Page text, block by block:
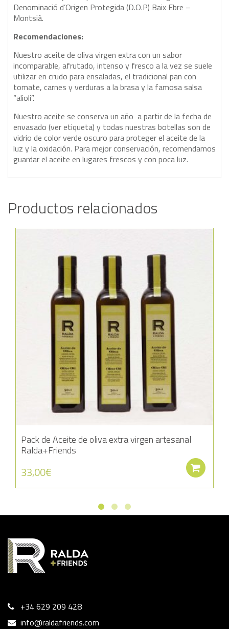
Denominació d’Origen Protegida (D.O.P) Baix Ebre –
Montsià.
Recomendaciones:
Nuestro aceite de oliva virgen extra con un sabor
incomparable, afrutado, intenso y fresco a la vez se suele
utilizar en crudo para ensaladas, el tradicional pan con
tomate, carnes y verduras a la brasa y la famosa salsa
“alioli”.
Nuestro aceite se conserva un año a partir de la fecha de
envasado (ver etiqueta) y todas nuestras botellas son de
vidrio de color verde oscuro para proteger el aceite de la
luz y la oxidación. Para mejor conservación, recomendamos
guardar el aceite en lugares frescos y con poca luz.
Productos relacionados
Pack de Aceite de oliva extra virgen artesanal
Ralda+Friends
33,00€
+34 629 209 428
info@raldafriends.com